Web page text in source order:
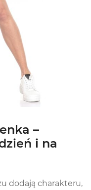
–
i na
dodają charakteru,